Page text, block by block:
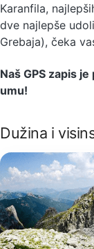
Karanfila,
dve najlepše
Grebaja), čeka
Naš GPS zapis
umu!
Dužina i